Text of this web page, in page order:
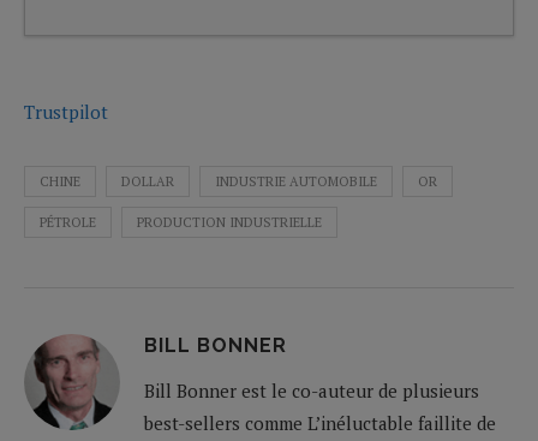
Trustpilot
CHINE DOLLAR INDUSTRIE AUTOMOBILE OR
PÉTROLE PRODUCTION INDUSTRIELLE
BILL BONNER
Bill Bonner est le co-auteur de plusieurs
best-sellers comme L’inéluctable faillite de